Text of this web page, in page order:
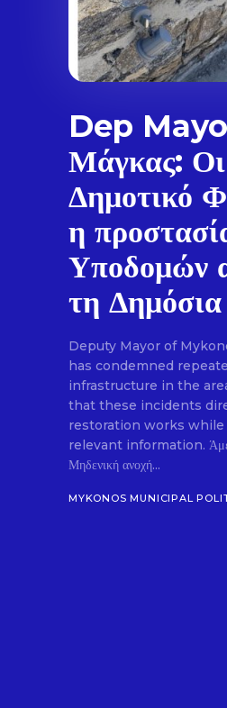
Dep
Μάγκας: Οι
Δημοτικό
η
Υποδομών
τη
Deputy Mayor of
has condemned
infrastructure in the
that these incidents
restoration works
relevant information. Άμεση αποκατάσταση όλων των ζημιών στον δημοτικό φωτισμό.
Μηδενική ανοχή...
MYKONOS MUNICIPAL